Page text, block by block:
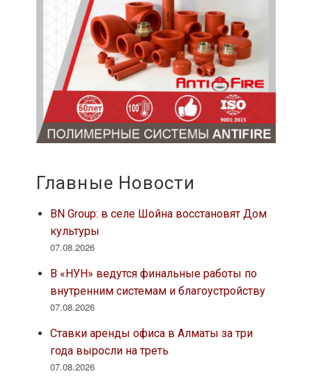
Главные Новости
BN Group: в селе Шойна восстановят Дом
культуры
07.08.2026
В «НУН» ведутся финальные работы по
внутренним системам и благоустройству
07.08.2026
Ставки аренды офиса в Алматы за три
года выросли на треть
07.08.2026